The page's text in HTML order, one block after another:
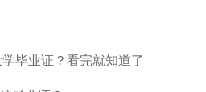
毕业证？看完就知道了